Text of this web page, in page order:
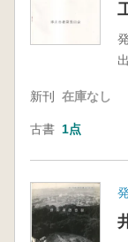
新刊 在庫なし
古書 1点